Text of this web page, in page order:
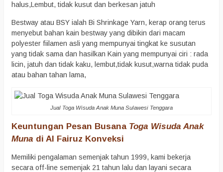
halus,Lembut, tidak kusut dan berkesan jatuh
Bestway atau BSY ialah Bi Shrinkage Yarn, kerap orang terus
menyebut bahan kain bestway yang dibikin dari macam
polyester fiilamen asli yang mempunyai tingkat ke susutan
yang tidak sama dan hasilkan Kain yang mempunyai ciri : rada
licin, jatuh dan tidak kaku, lembut,tidak kusut,warna tidak puda
atau bahan tahan lama,
Jual Toga Wisuda Anak Muna Sulawesi Tenggara
Keuntungan Pesan Busana Toga Wisuda Anak
Muna di Al Fairuz Konveksi
Memiliki pengalaman semenjak tahun 1999, kami bekerja
secara off-line semenjak 21 tahun lalu dan layani secara